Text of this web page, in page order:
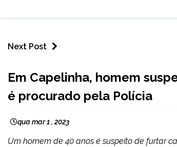
Next Post
NOTÍCIAS
Em Capelinha, homem
é procurado pela Polícia
qua mar 1 , 2023
Um homem de 40 anos é suspeito de furtar